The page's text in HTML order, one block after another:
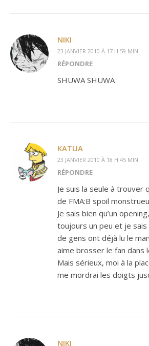
NIKI
23 JANVIER 2010 À 17 H 59 MIN
RÉPONDRE
SHUWA SHUWA
KATUA
23 JANVIER 2010 À 18 H 45 MIN
RÉPONDRE
Je suis la seule à trouver
de FMA:B spoil
Je sais bien qu’un
toujours un peu et je sais
de gens ont déjà lu le
aime brosser le fan dans
Mais sérieux, moi à la
me mordrai les doigts
NIKI